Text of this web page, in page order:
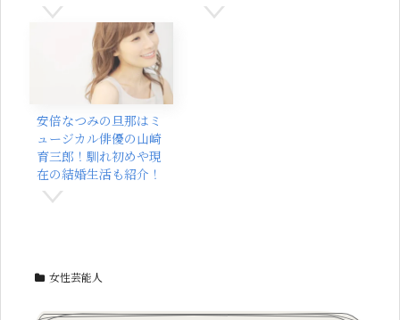
安倍なつみの旦那はミ
ュージカル俳優の山崎
育三郎！馴れ初めや現
在の結婚生活も紹介！
女性芸能人